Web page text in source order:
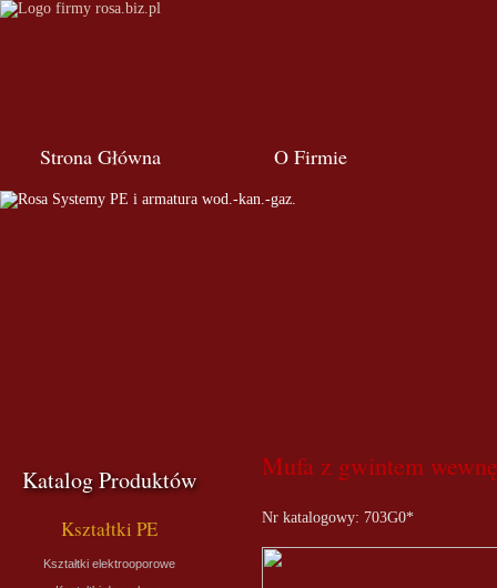
Strona Główna O Firmie
Katalog Produktów
Kształtki PE
Kształtki elektrooporowe
Mufa z gwintem
Nr katalogowy: 703G0*